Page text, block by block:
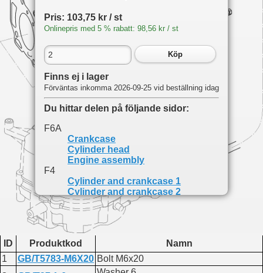
ID Produktkod
Namn
1
GB/T5783-M6X20 Bolt M6x20
Pris: 103,75 kr / st
Onlinepris med 5 % rabatt: 98,56 kr / st
Köp
Finns ej i lager
Förväntas inkomma 2026-09-25 vid beställning idag
Du hittar delen på följande sidor:
F6A
Crankcase
Cylinder head
Engine assembly
F4
Cylinder and crankcase 1
Cylinder and crankcase 2
F15
Cylinder and crankcase 2